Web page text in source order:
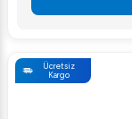
Ücretsiz
Kargo